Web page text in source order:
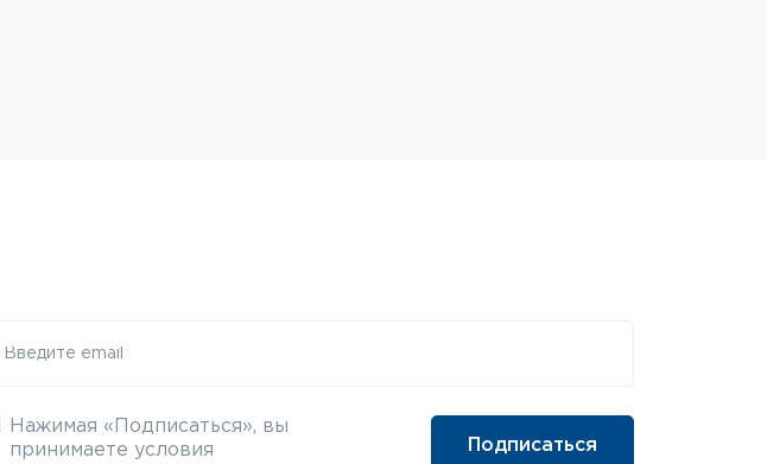
Нажимая «Подписаться», вы
принимаете условия